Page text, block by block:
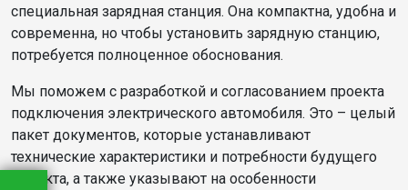
специальная зарядная станция. Она компактна, удобна и
современна, но чтобы установить зарядную станцию,
потребуется полноценное обоснования.
Мы поможем с разработкой и согласованием проекта
подключения электрического автомобиля. Это – целый
пакет документов, которые устанавливают
технические характеристики и потребности будущего
объекта, а также указывают на особенности